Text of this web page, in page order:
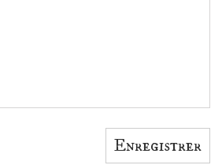
Enregistrer